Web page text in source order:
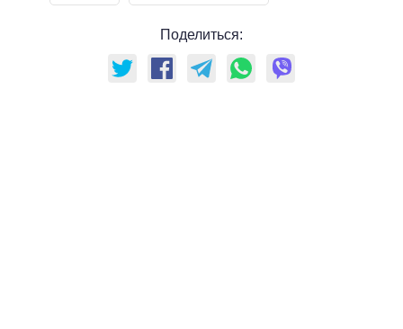
Поделиться: